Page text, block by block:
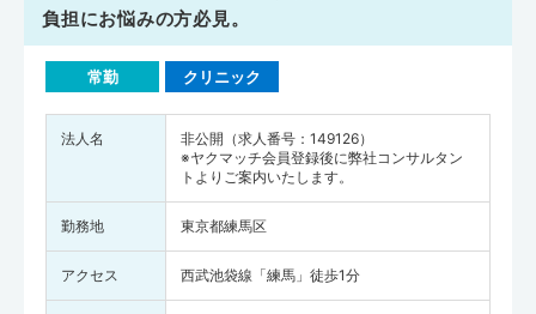
負担にお悩みの方必見。
常勤 クリニック
法人名
非公開（求人番号：149126）
※ヤクマッチ会員登録後に弊社コンサルタン
トよりご案内いたします。
勤務地 東京都練馬区
アクセス 西武池袋線「練馬」徒歩1分